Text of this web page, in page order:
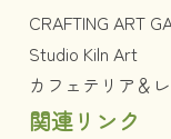
CRAFTING ART
Studio Kiln Art
カフェテリア＆
関連リンク